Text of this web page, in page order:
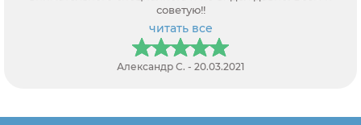
советую!!
читать все
Александр С. - 20.03.2021